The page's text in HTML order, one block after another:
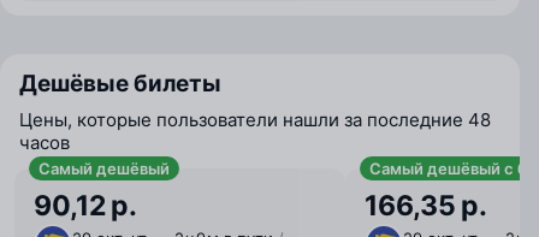
Дешёвые билеты
Цены, которые пользователи нашли за последние 48
часов
Самый дешёвый
90,12 р.
Самый дешёвый с
166,35 р.